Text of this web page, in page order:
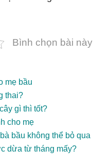
Bình chọn bài này
mẹ bầu
thai?
gì thì tốt?
cho mẹ
bầu không thể bỏ qua
dừa từ tháng mấy?